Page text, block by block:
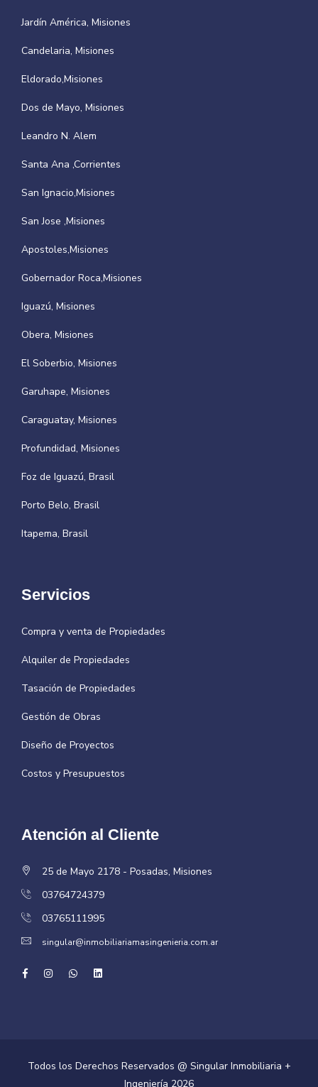
Jardín América, Misiones
Candelaria, Misiones
Eldorado,Misiones
Dos de Mayo, Misiones
Leandro N. Alem
Santa Ana ,Corrientes
San Ignacio,Misiones
San Jose ,Misiones
Apostoles,Misiones
Gobernador Roca,Misiones
Iguazú, Misiones
Obera, Misiones
El Soberbio, Misiones
Garuhape, Misiones
Caraguatay, Misiones
Profundidad, Misiones
Foz de Iguazú, Brasil
Porto Belo, Brasil
Itapema, Brasil
Servicios
Compra y venta de Propiedades
Alquiler de Propiedades
Tasación de Propiedades
Gestión de Obras
Diseño de Proyectos
Costos y Presupuestos
Atención al Cliente
25 de Mayo 2178 - Posadas, Misiones
03764724379
03765111995
singular@inmobiliariamasingenieria.com.ar
Todos los Derechos Reservados @ Singular Inmobiliaria +
Ingeniería 2026